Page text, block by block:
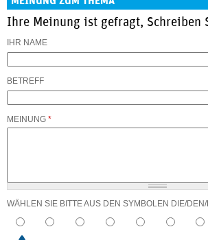
Ihre Meinung ist gefragt, Schreiben
IHR NAME
BETREFF
MEINUNG *
WÄHLEN SIE BITTE AUS DEN SYMBOLEN DIE/